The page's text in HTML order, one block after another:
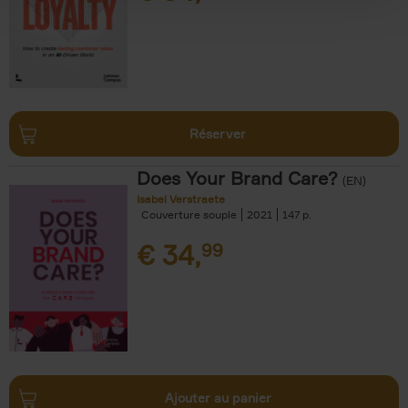
Réserver
Does Your Brand Care? (EN)
Isabel Verstraete
Couverture souple
2021 147
€ 34,99
Ajouter au panier